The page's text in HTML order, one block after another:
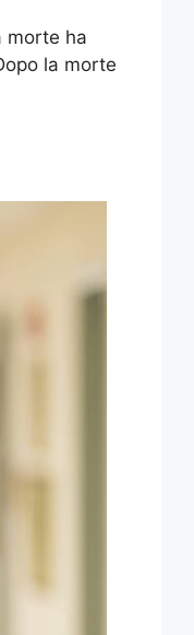
morte ha
la morte